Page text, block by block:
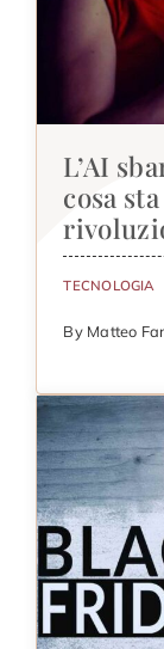
L’AI
cosa
TECNOLOGIA
By Matteo